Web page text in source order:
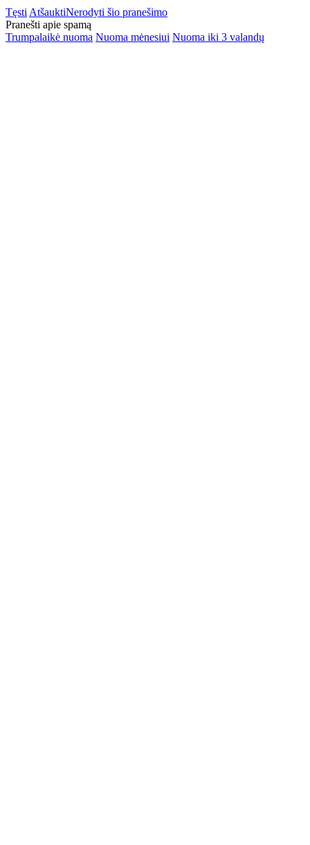
Tęsti AtšauktiNerodyti šio pranešimo
Pranešti apie spamą
Trumpalaikė nuoma Nuoma mėnesiui Nuoma iki 3 valandų